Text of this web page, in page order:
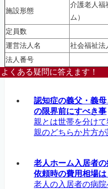
施設形態
介護老人福
ム）
定員数
運営法人名
社会福祉法
法人番号
よくある疑問に答えます！
認知症の義父・義
の限界前にすべき事
親とは世帯を分け
親のどちらか片方
老人ホーム入居者
依頼時の費用相場は
老人の入居者の病